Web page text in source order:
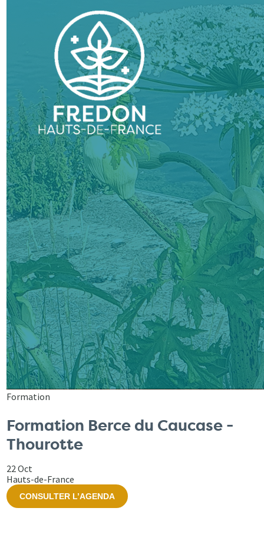
Formation
Formation Berce du Caucase -
Thourotte
22 Oct
Hauts-de-France
CONSULTER L’AGENDA